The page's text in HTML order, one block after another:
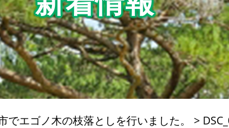
でエゴノ木の枝落としを行いました。 >